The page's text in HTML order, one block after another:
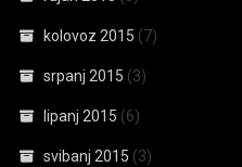
kolovoz 2015 (7)
srpanj 2015 (3)
lipanj 2015 (6)
svibanj 2015 (3)